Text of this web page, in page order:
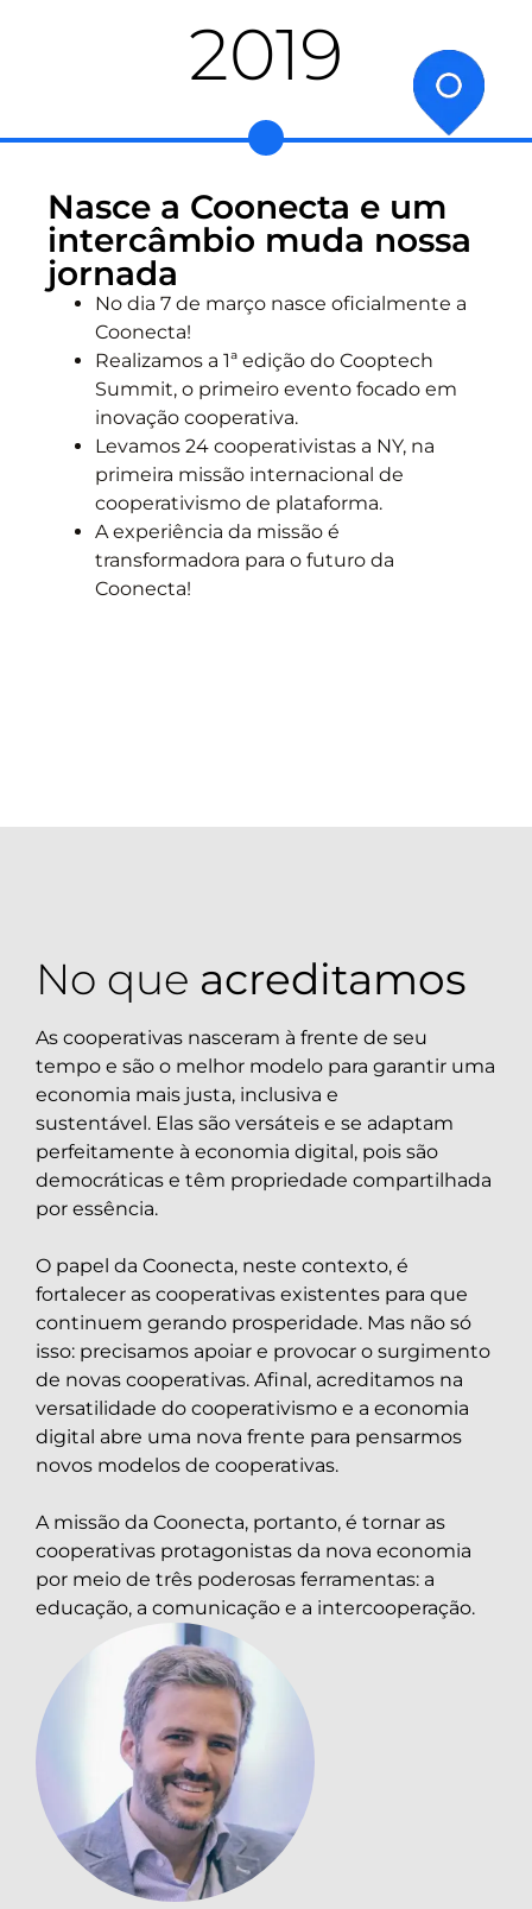
2019
Nasce a Coonecta e um
intercâmbio muda nossa
jornada
No dia 7 de março nasce oficialmente a
Coonecta!
Realizamos a 1ª edição do Cooptech
Summit, o primeiro evento focado em
inovação cooperativa.
Levamos 24 cooperativistas a NY, na
primeira missão internacional de
cooperativismo de plataforma.
A experiência da missão é
transformadora para o futuro da
Coonecta!
No que acreditamos
As cooperativas nasceram à frente de seu
tempo e são o melhor modelo para garantir uma
economia mais justa, inclusiva e
sustentável. Elas são versáteis e se adaptam
perfeitamente à economia digital, pois são
democráticas e têm propriedade compartilhada
por essência.
O papel da Coonecta, neste contexto, é
fortalecer as cooperativas existentes para que
continuem gerando prosperidade. Mas não só
isso: precisamos apoiar e provocar o surgimento
de novas cooperativas. Afinal, acreditamos na
versatilidade do cooperativismo e a economia
digital abre uma nova frente para pensarmos
novos modelos de cooperativas.
A missão da Coonecta, portanto, é tornar as
cooperativas protagonistas da nova economia
por meio de três poderosas ferramentas: a
educação, a comunicação e a intercooperação.